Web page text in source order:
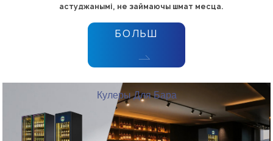
астуджанымі, не займаючы шмат месца.
БОЛЬШ
Кулеры Для Бара